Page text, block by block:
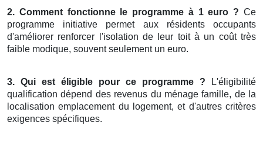
2. Comment fonctionne le programme à 1 euro ? Ce
programme initiative permet aux résidents occupants
d'améliorer renforcer l'isolation de leur toit à un coût très
faible modique, souvent seulement un euro.
3. Qui est éligible pour ce programme ? L'éligibilité
qualification dépend des revenus du ménage famille, de la
localisation emplacement du logement, et d'autres critères
exigences spécifiques.